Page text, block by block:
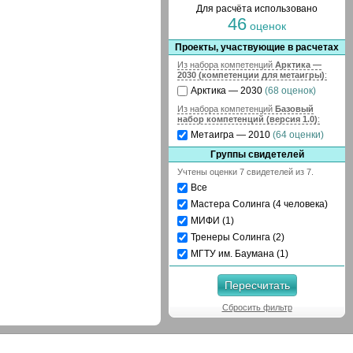
Для расчёта использовано
46 оценок
Проекты, участвующие в расчетах
Из набора компетенций Арктика —
2030 (компетенции для метаигры):
Арктика — 2030 (68 оценок)
Из набора компетенций Базовый
набор компетенций (версия 1.0):
Метаигра — 2010 (64 оценки)
Группы свидетелей
Учтены оценки 7 свидетелей из 7.
Все
Мастера Солинга (4 человека)
МИФИ (1)
Тренеры Солинга (2)
МГТУ им. Баумана (1)
Пересчитать
Сбросить фильтр